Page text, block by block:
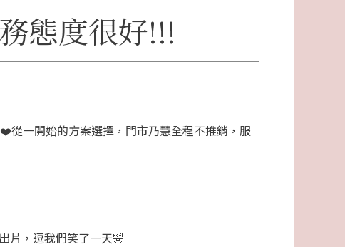
態度很好!!!
從一開始的方案選擇，門市乃慧全程不推銷，服
片，逗我們笑了一天🤣